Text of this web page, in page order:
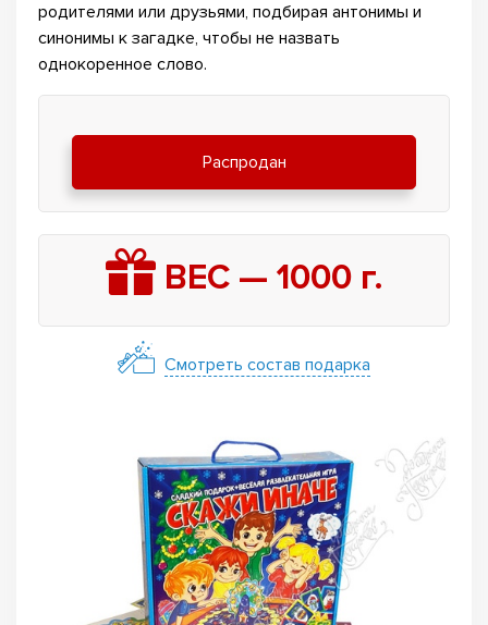
родителями или друзьями, подбирая антонимы и
синонимы к загадке, чтобы не назвать
однокоренное слово.
Распродан
ВЕС — 1000г.
Смотреть состав подарка